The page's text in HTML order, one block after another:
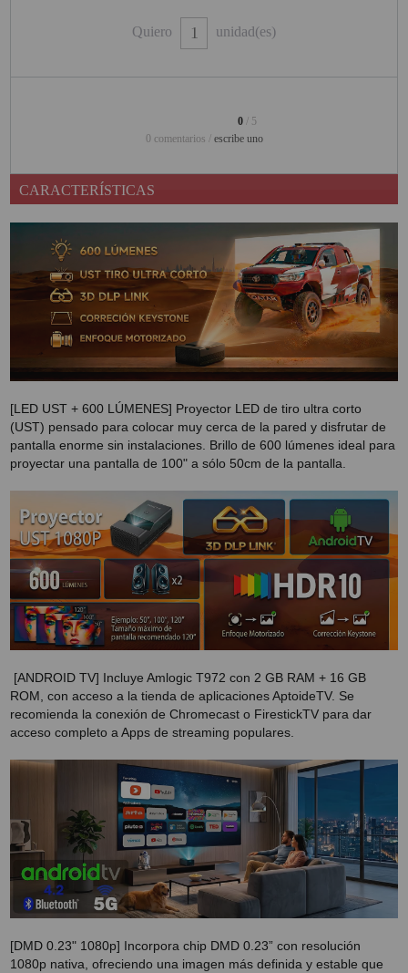
PINBALL VIRTUAL
PROYECTOR CON WIFI
PROYECTOR DE TIRO
ULTRA CORTO
PROYECTOR PARA CINE EN
CASA
PROYECTOR PARA
PROYECTOR PARA EL
MUNDIAL 2026
PROYECTORES 2K O 4K
NATIVOS
REACONDICIONADOS
SUPER OFERTAS
¿QUÉ MODELO NECESITO?
OFERTAS DESTACADAS
TIPOS DE PROYECTOR
PANTALLAS DE
PROYECCIÓN
PRODUCTOS
RECOMENDADOS
SOPORTE PARA PROYECTOR
CABLES Y ACCESORIOS
Atención Pedidos:
951 10 21 22
Quiero unidad(es)
0 / 5
0 comentarios / escribe uno
CARACTERÍSTICAS
[LED UST + 600 LÚMENES] Proyector LED de tiro ultra corto
(UST) pensado para colocar muy cerca de la pared y disfrutar de
pantalla enorme sin instalaciones. Brillo de 600 lúmenes ideal para
proyectar una pantalla de 100" a sólo 50cm de la pantalla.
[ANDROID TV] Incluye Amlogic T972 con 2 GB RAM + 16 GB
ROM, con acceso a la tienda de aplicaciones AptoideTV. Se
recomienda la conexión de Chromecast o FirestickTV para dar
acceso completo a Apps de streaming populares.
[DMD 0.23" 1080p] Incorpora chip DMD 0.23” con resolución
1080p nativa, ofreciendo una imagen más definida y estable que